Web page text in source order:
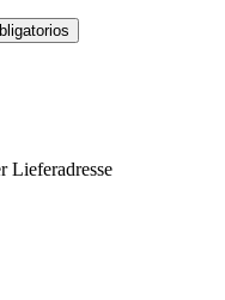
Lieferadresse